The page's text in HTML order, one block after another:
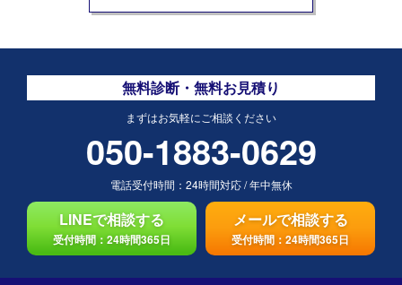
無料診断・無料お見積り
まずはお気軽にご相談ください
050-1883-0629
電話受付時間： 24時間対応/年中無休
LINEで相談する
受付時間：24時間365日
メールで相談する
受付時間：24時間365日